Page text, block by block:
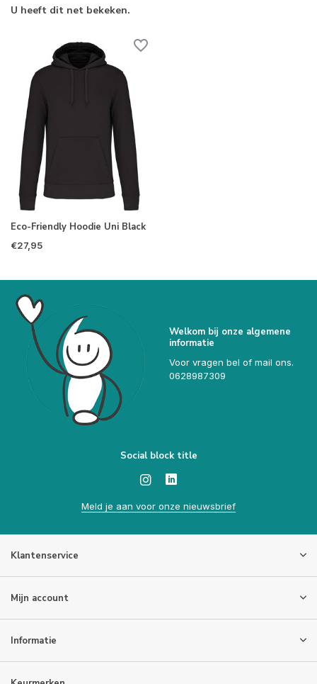
U heeft dit net bekeken.
Eco-Friendly Hoodie Uni Black
€27,95
Welkom bij onze algemene
informatie
Voor vragen bel of mail ons.
0628987309
Social block title
Meld je aan voor onze nieuwsbrief
Klantenservice
Mijn account
Informatie